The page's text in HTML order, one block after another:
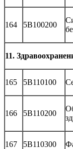
164 5В100200
11.
165 5В110100
166 5В110200
167 5В110300